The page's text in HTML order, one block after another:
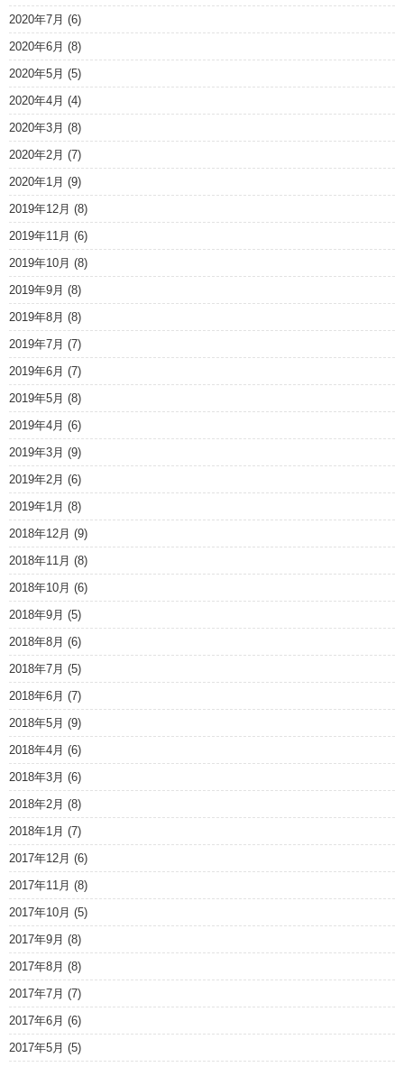
2020年7月 (6)
2020年6月 (8)
2020年5月 (5)
2020年4月 (4)
2020年3月 (8)
2020年2月 (7)
2020年1月 (9)
2019年12月 (8)
2019年11月 (6)
2019年10月 (8)
2019年9月 (8)
2019年8月 (8)
2019年7月 (7)
2019年6月 (7)
2019年5月 (8)
2019年4月 (6)
2019年3月 (9)
2019年2月 (6)
2019年1月 (8)
2018年12月 (9)
2018年11月 (8)
2018年10月 (6)
2018年9月 (5)
2018年8月 (6)
2018年7月 (5)
2018年6月 (7)
2018年5月 (9)
2018年4月 (6)
2018年3月 (6)
2018年2月 (8)
2018年1月 (7)
2017年12月 (6)
2017年11月 (8)
2017年10月 (5)
2017年9月 (8)
2017年8月 (8)
2017年7月 (7)
2017年6月 (6)
2017年5月 (5)